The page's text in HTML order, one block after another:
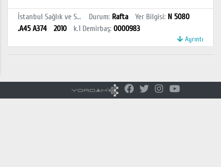
İstanbul Sağlık ve Sosyal Bilimler MYO Kütüphanesi Durum: Rafta Yer Bilgisi: N 5080
.A45 A374
2010 k.1 Demirbaş: 0000983
Ayrıntı